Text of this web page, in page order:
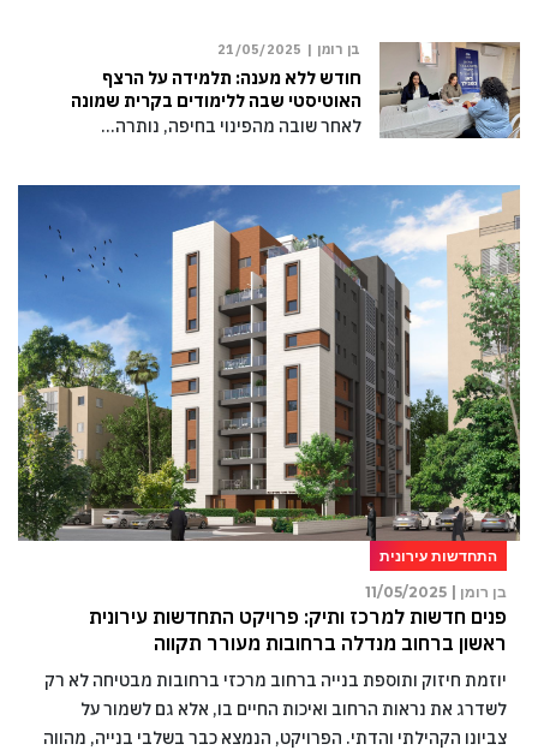
בן רומן | 21/05/2025
חודש ללא מענה: תלמידה על הרצף
האוטיסטי שבה ללימודים בקרית שמונה
לאחר שובה מהפינוי בחיפה, נותרה…
התחדשות עירונית
בן רומן | 11/05/2025
פנים חדשות למרכז ותיק: פרויקט התחדשות עירונית
ראשון ברחוב מנדלה ברחובות מעורר תקווה
יוזמת חיזוק ותוספת בנייה ברחוב מרכזי ברחובות מבטיחה לא רק
לשדרג את נראות הרחוב ואיכות החיים בו, אלא גם לשמור על
צביונו הקהילתי והדתי. הפרויקט, הנמצא כבר בשלבי בנייה, מהווה